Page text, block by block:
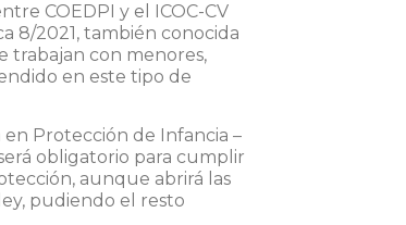
COEDPI y el ICOC-CV
8/2021, también conocida
trabajan con menores,
en este tipo de
en Protección de Infancia –
obligatorio para cumplir
aunque abrirá las
pudiendo el resto